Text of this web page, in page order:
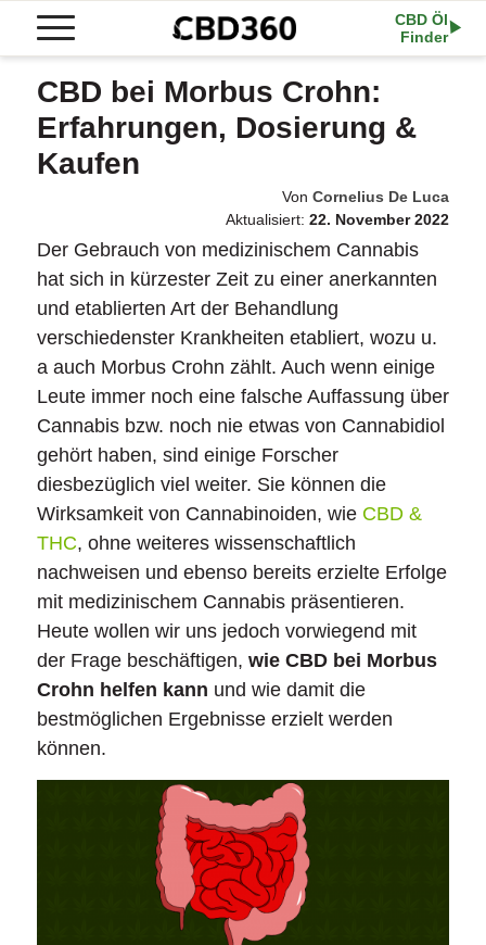
CBD Öl
Finder
CBD bei Morbus Crohn:
Erfahrungen, Dosierung &
Kaufen
VonCornelius De Luca
Aktualisiert:22. November 2022
Der Gebrauch von medizinischem Cannabis
hat sich in kürzester Zeit zu einer anerkannten
und etablierten Art der Behandlung
verschiedenster Krankheiten etabliert, wozu u.
a auch Morbus Crohn zählt. Auch wenn einige
Leute immer noch eine falsche Auffassung über
Cannabis bzw. noch nie etwas von Cannabidiol
gehört haben, sind einige Forscher
diesbezüglich viel weiter. Sie können die
Wirksamkeit von Cannabinoiden, wie CBD &
THC, ohne weiteres wissenschaftlich
nachweisen und ebenso bereits erzielte Erfolge
mit medizinischem Cannabis präsentieren.
Heute wollen wir uns jedoch vorwiegend mit
der Frage beschäftigen, wie CBD bei Morbus
Crohn helfen kann und wie damit die
bestmöglichen Ergebnisse erzielt werden
können.